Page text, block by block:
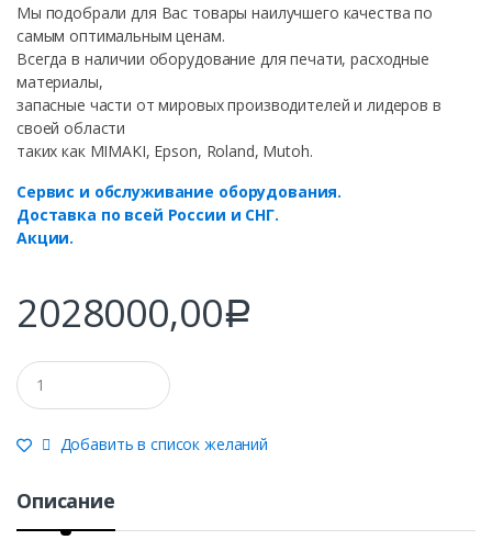
Мы подобрали для Вас товары наилучшего качества по
самым оптимальным ценам.
Всегда в наличии оборудование для печати, расходные
материалы,
запасные части от мировых производителей и лидеров в
своей области
таких как MIMAKI, Epson, Roland, Mutoh.
Сервис и обслуживание оборудования.
Доставка по всей России и СНГ.
Акции.
2028000,00Р
Q
u
a
t
y
Добавить в список желаний
Описание